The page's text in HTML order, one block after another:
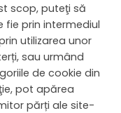
scop, puteţi să
fie prin intermediul
utilizarea unor
sau urmând
de cookie din
pot apărea
părți ale site-